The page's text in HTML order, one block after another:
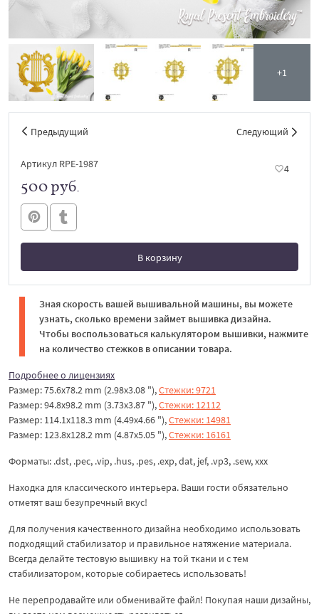
+1
Предыдущий Следующий
Артикул RPE-1987 4
500 руб.
В корзину
В корзине
Зная скорость вашей вышивальной машины, вы можете
узнать, сколько времени займет вышивка дизайна.
Чтобы воспользоваться калькулятором вышивки, нажмите
на количество стежков в описании товара.
Подробнее о лицензиях
Размер: 75.6x78.2 mm (2.98x3.08 "),Стежки: 9721
Размер: 94.8x98.2 mm (3.73x3.87 "),Стежки: 12112
Размер: 114.1x118.3 mm (4.49x4.66 "),Стежки: 14981
Размер: 123.8x128.2 mm (4.87x5.05 "),Стежки: 16161
Форматы: .dst, .pec, .vip, .hus, .pes, .exp, dat, jef, .vp3, .sew, xxx
Находка для классического интерьера. Ваши гости обязательно
отметят ваш безупречный вкус!
Для получения качественного дизайна необходимо использовать
подходящий стабилизатор и правильное натяжение материала.
Всегда делайте тестовую вышивку на той ткани и с тем
стабилизатором, которые собираетесь использовать!
Не перепродавайте или обменивайте файл! Покупая наши дизайны,